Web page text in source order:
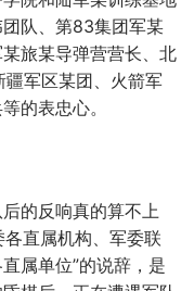
队、第83集团军某
旅某导弹营营长、北
军区某团、火箭军
的表忠心。
的反响真的算不上
各直属机构、军委联
属单位”的说辞，是